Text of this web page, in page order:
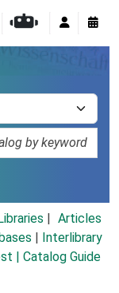
Libraries
Articles
Interlibrary
| Catalog Guide